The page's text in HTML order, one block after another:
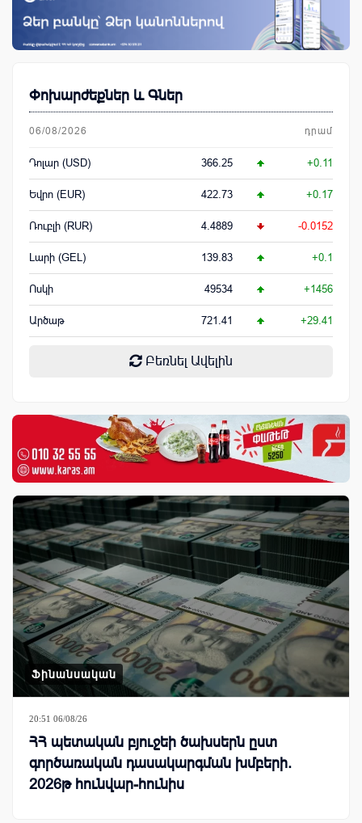
Փոխարժեքներ և Գներ
06/08/2026 դրամ
Դոլար (USD) 366.25 +0.11
Եվրո (EUR) 422.73 +0.17
Ռուբլի (RUR) 4.4889 -0.0152
Լարի (GEL) 139.83 +0.1
Ոսկի 49534 +1456
Արծաթ 721.41 +29.41
Բեռնել Ավելին
Ֆինանսական
20:51 06/08/26
ՀՀ պետական բյուջեի ծախսերն ըստ
գործառական դասակարգման խմբերի.
2026թ հունվար-հունիս